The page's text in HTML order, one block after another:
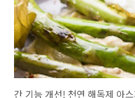
로 지방질을 분..
간 기능 개선! 천연 해독제 아